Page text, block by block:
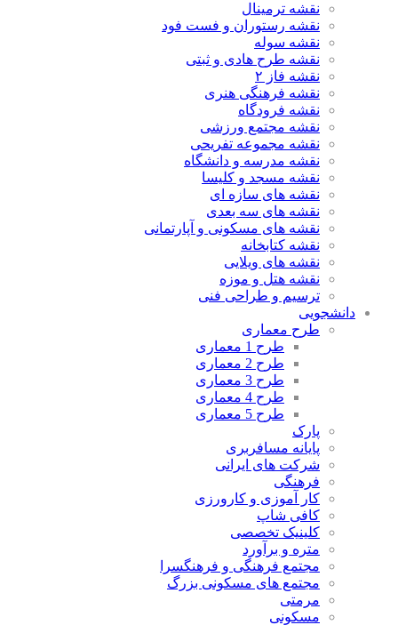
نقشه ترمینال
نقشه رستوران و فست فود
نقشه سوله
نقشه طرح هادی و ثبتی
نقشه فاز ۲
نقشه فرهنگی هنری
نقشه فرودگاه
نقشه مجتمع ورزشی
نقشه مجموعه تفریحی
نقشه مدرسه و دانشگاه
نقشه مسجد و کلیسا
نقشه های سازه ای
نقشه های سه بعدی
نقشه های مسکونی و آپارتمانی
نقشه کتابخانه
نقشه های ویلایی
نقشه هتل و موزه
ترسیم و طراحی فنی
دانشجویی
طرح معماری
طرح 1 معماری
طرح 2 معماری
طرح 3 معماری
طرح 4 معماری
طرح 5 معماری
پارک
پایانه مسافربری
شرکت های ایرانی
فرهنگی
کار آموزی و کارورزی
کافی شاپ
کلینیک تخصصی
متره و برآورد
مجتمع فرهنگی و فرهنگسرا
مجتمع های مسکونی بزرگ
مرمتی
مسکونی